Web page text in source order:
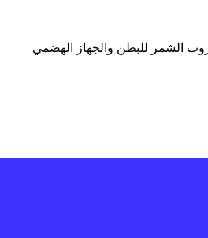
الشمر للبطن والجهاز الهضمي